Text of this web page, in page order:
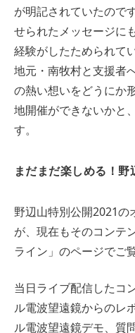
が明記されていたので
せられたメッセージに
経験がしたためられて
地元・南牧村と支援者
の熱い想いをどうにか
地開催ができないかと
す。
まだまだ楽しめる！
野辺山特別公開2021の
が、現在もそのコンテ
ライン」のページでご
当日ライブ配信したコ
ル電波望遠鏡からのレ
ル電波望遠鏡デモ、質